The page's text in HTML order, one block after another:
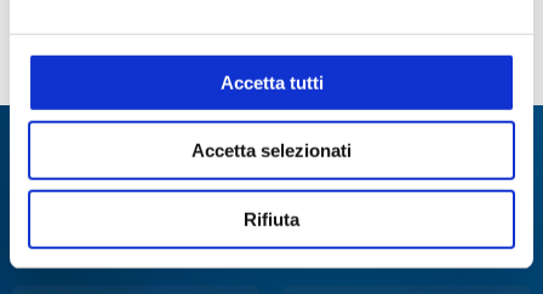
Accetta tutti
Accetta selezionati
Rifiuta
Tubo in gomma naturale ANAS 107
Specialisti in:
Abbiamo sviluppato soluzioni, tecnologie e
strumenti per diverse applicazioni.